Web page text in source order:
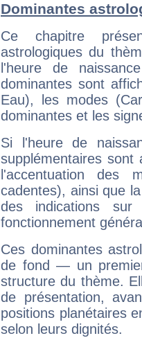
Dominantes
Ce chapitre
astrologiques du
l'heure de
dominantes sont
Eau), les modes
dominantes et les
Si l'heure de
supplémentaires sont
l'accentuation des
cadentes), ainsi que
des indications sur
fonctionnement
Ces dominantes
de fond — un
structure du thème.
de présentation,
positions planétaires
selon leurs dignités.